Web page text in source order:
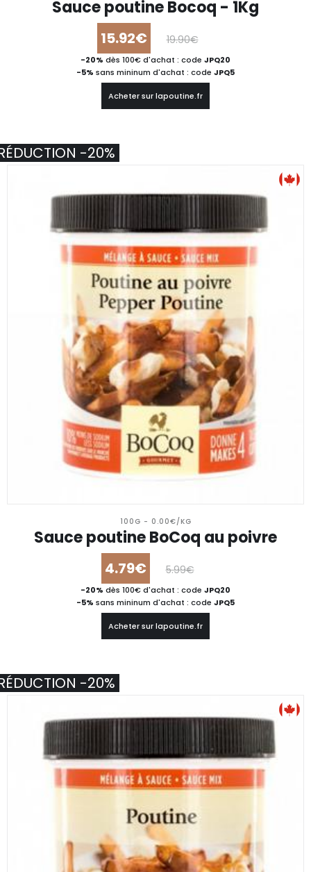
Sauce poutine Bocoq - 1Kg
15.92€ 19.90€
-20% dès 100€ d'achat : code JPQ20
-5% sans mininum d'achat : code JPQ5
Acheter sur lapoutine.fr
100G - 0.00€/KG
Sauce poutine BoCoq au poivre
4.79€ 5.99€
-20% dès 100€ d'achat : code JPQ20
-5% sans mininum d'achat : code JPQ5
-20%
Acheter sur lapoutine.fr
-20%